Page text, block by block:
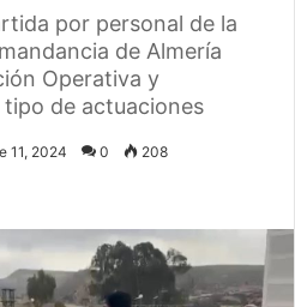
por personal de la
de Almería
Operativa y
de actuaciones
11, 2024 0 208